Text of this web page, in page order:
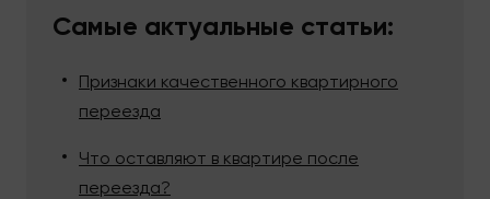
Самые актуальные статьи:
Признаки качественного квартирного
переезда
Что оставляют в квартире после
переезда?